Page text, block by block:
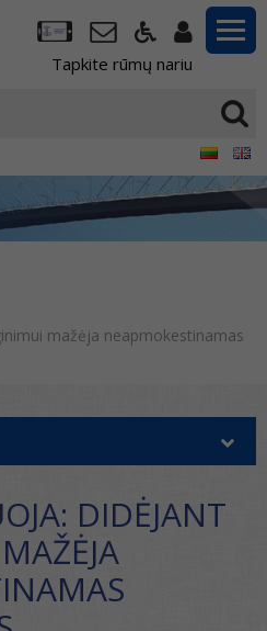
Tapkite rūmų nariu
mažėja neapmokestinamas
DIDĖJANT